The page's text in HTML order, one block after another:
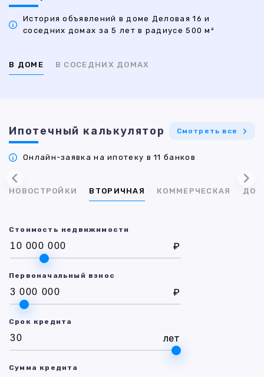
История объявлений в доме Деловая 16 и
соседних домах за 5 лет в радиусе 500 м²
В ДОМЕ В СОСЕДНИХ ДОМАХ
Ипотечный калькулятор Смотреть все
Онлайн-заявка на ипотеку в 11 банков
НОВОСТРОЙКИ ВТОРИЧНАЯ КОММЕРЧЕСКАЯ ДОМ
Стоимость недвижимости
₽
Первоначальный взнос
₽
Срок кредита
лет
Сумма кредита